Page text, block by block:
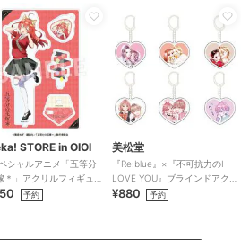
STORE in OIOI
シャルアニメ「五等分
＊」アクリルフィギュ
月
予約
美松堂
『Re:blue』×『不可抗力のI
LOVE YOU』ブラインドアク
リルキーホルダー（全6種）
¥880 予約